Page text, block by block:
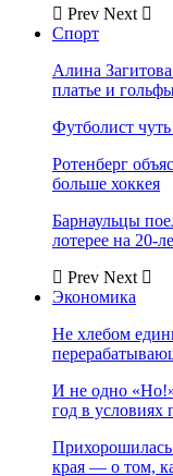
Prev Next
Спорт
Алина
платье и
Футболист
Ротенберг
больше хоккея
Барнаульцы
лотерее на 20-
Prev Next
Экономика
Не хлебом
И не одно
год в
края — о том,